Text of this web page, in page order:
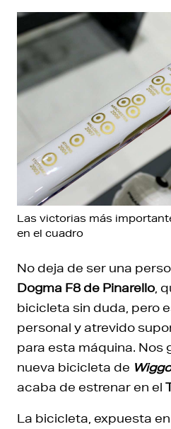
Las victorias más
en el cuadro
No deja de ser una
Dogma F8 de Pinarello ,
bicicleta sin duda, pero
personal y atrevido
para esta máquina. Nos
nueva bicicleta de
acaba de estrenar en el
La bicicleta, expuesta